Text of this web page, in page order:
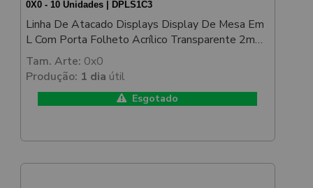
0X0 - 10 Unidades | DPLS1C3
Linha De Atacado Displays Display De Mesa Em
L Com Porta Folheto Acrílico Transparente 2mm
150x210mm
Tam. Arte: 0x0
Produção: 1 dia útil
Esgotado